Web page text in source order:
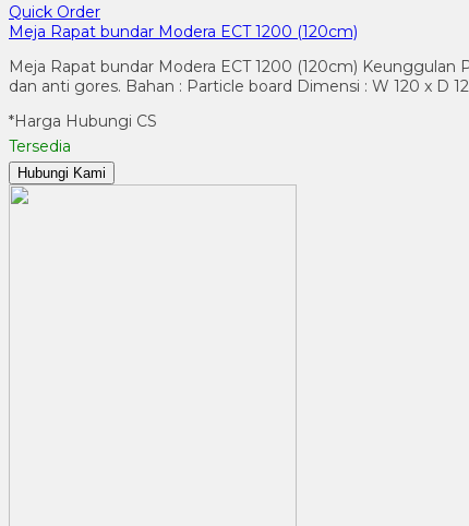
Quick Order
Meja Rapat bundar Modera ECT 1200 (120cm)
Meja Rapat bundar Modera ECT 1200 (120cm)
dan anti gores. Bahan : Particle board Dimensi : W 120 x D
*Harga Hubungi CS
Tersedia
Hubungi Kami